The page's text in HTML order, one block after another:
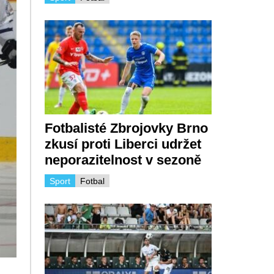
Fotbalisté Zbrojovky Brno
zkusí proti Liberci udržet
neporazitelnost v sezoně
Fotbal
Sport